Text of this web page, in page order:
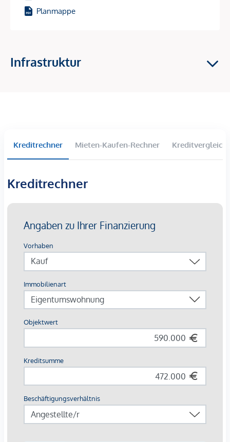
Heizung: Fernwärme
Einbau von 3-Scheiben Isolierglas Kunststoff-Fenster
Sanierung der Fassade
Die Tops weisen unterschiedliche Zustände auf
hervorragende Infrastruktur rund um den Schwedenplatz,
vielfältige Gastronomie, Einkaufsmöglichkeiten sowie für
Flughaben, 1 Station mit der U-Bahn und schneller Umstieg
zum CAT (City Airport Train), ein absolutes Highlight.
Kaufpreise der Vorsorgewohnungen
von EUR 260.000, - bis EUR 1.395.000, - netto zzgl. 20%
Fertigstellung:Das Projekt befindet sich in laufender
Sanierung der Allgemeinflächen, die bis Ende 2027
fertiggestellt werden. Vermietete Einheiten werden inklusive
bestehender Mietverhältnisse übernommen. Leerstehende
bzw. sanierungsbedürftige Tops ermöglichen individuelle
Entwicklung und zusätzliches Wertsteigerungspotenzial.
*Die angebotenen Vorsorgewohnungen können
ausschließlich zum Bruttokaufpreis für Eigennutzer erworben
werden. Ein Ankauf zu einem Vorsorgekaufpreis netto mit
Planmappe
Infrastruktur
Kreditrechner Mieten-Kaufen-Rechner Kreditvergleich
Kreditrechner